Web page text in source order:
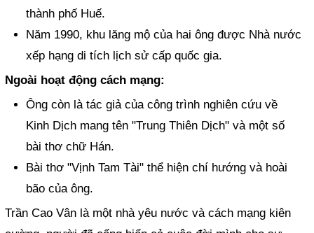
thành phố Huế.
Năm 1990, khu lăng mộ của hai ông được Nhà nước
xếp hạng di tích lịch sử cấp quốc gia.
Ngoài hoạt động cách mạng:
Ông còn là tác giả của công trình nghiên cứu về
Kinh Dịch mang tên "Trung Thiên Dịch" và một số
bài thơ chữ Hán.
Bài thơ "Vịnh Tam Tài" thể hiện chí hướng và hoài
bão của ông.
Trần Cao Vân là một nhà yêu nước và cách mạng kiên